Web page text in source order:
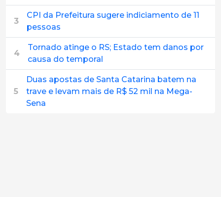
3
CPI da Prefeitura sugere indiciamento de 11
pessoas
4
Tornado atinge o RS; Estado tem danos por
causa do temporal
5
Duas apostas de Santa Catarina batem na
trave e levam mais de R$ 52 mil na Mega-
Sena